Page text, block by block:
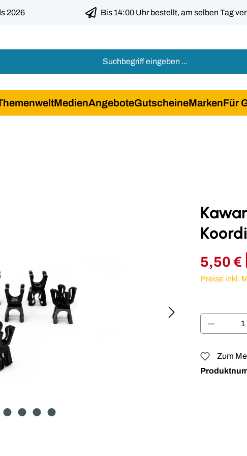
2026 Bis 14:00 Uhr bestellt, am selben Tag
MedienAngeboteGutscheineMarkenFür
5,50 €
Preise inkl.
Zum